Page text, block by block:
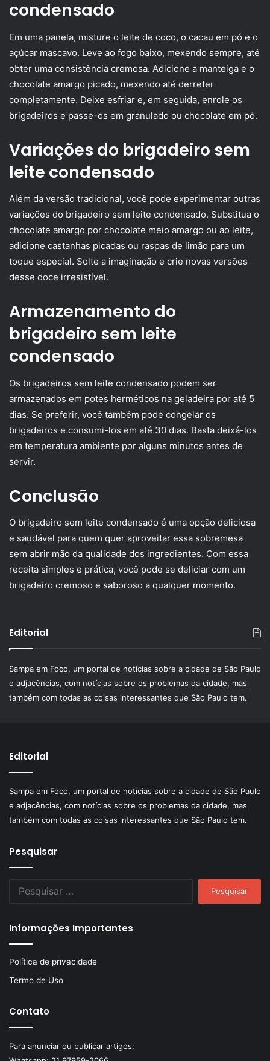
condensado
Em uma panela, misture o leite de coco, o cacau em pó e o
açúcar mascavo. Leve ao fogo baixo, mexendo sempre, até
obter uma consistência cremosa. Adicione a manteiga e o
chocolate amargo picado, mexendo até derreter
completamente. Deixe esfriar e, em seguida, enrole os
brigadeiros e passe-os em granulado ou chocolate em pó.
Variações do brigadeiro sem
leite condensado
Além da versão tradicional, você pode experimentar outras
variações do brigadeiro sem leite condensado. Substitua o
chocolate amargo por chocolate meio amargo ou ao leite,
adicione castanhas picadas ou raspas de limão para um
toque especial. Solte a imaginação e crie novas versões
desse doce irresistível.
Armazenamento do
brigadeiro sem leite
condensado
Os brigadeiros sem leite condensado podem ser
armazenados em potes herméticos na geladeira por até 5
dias. Se preferir, você também pode congelar os
brigadeiros e consumi-los em até 30 dias. Basta deixá-los
em temperatura ambiente por alguns minutos antes de
servir.
Conclusão
O brigadeiro sem leite condensado é uma opção deliciosa
e saudável para quem quer aproveitar essa sobremesa
sem abrir mão da qualidade dos ingredientes. Com essa
receita simples e prática, você pode se deliciar com um
brigadeiro cremoso e saboroso a qualquer momento.
Editorial
Sampa em Foco, um portal de notícias sobre a cidade de São Paulo
e adjacências, com notícias sobre os problemas da cidade, mas
também com todas as coisas interessantes que São Paulo tem.
Editorial
Sampa em Foco, um portal de notícias sobre a cidade de São Paulo
e adjacências, com notícias sobre os problemas da cidade, mas
também com todas as coisas interessantes que São Paulo tem.
Pesquisar
Informações Importantes
Política de privacidade
Termo de Uso
Contato
Para anunciar ou publicar artigos: